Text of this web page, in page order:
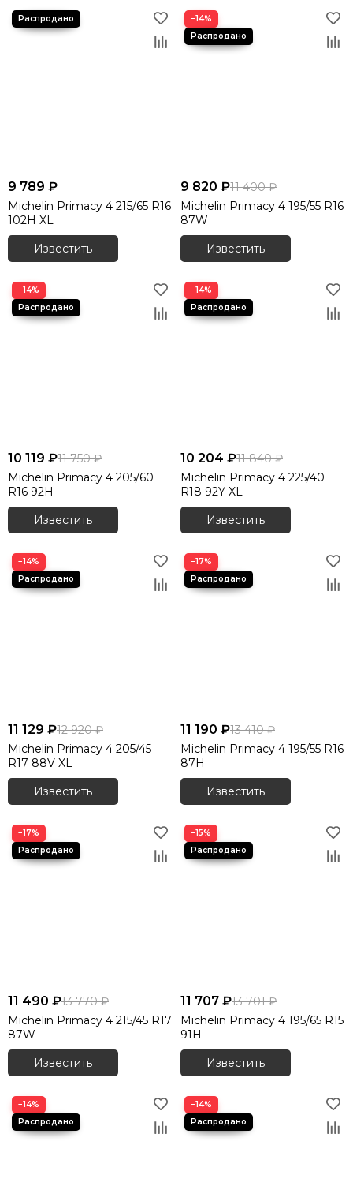
9 789 ₽
Michelin Primacy 4 215/65 R16
102H XL
Известить
−14%
9 820 ₽11 400 ₽
Michelin Primacy 4 195/55 R16
87W
Известить
−14%
10 119 ₽11 750 ₽
Michelin Primacy 4 205/60
R16 92H
Известить
−14%
10 204 ₽11 840 ₽
Michelin Primacy 4 225/40
R18 92Y XL
Известить
−14%
11 129 ₽12 920 ₽
Michelin Primacy 4 205/45
R17 88V XL
Известить
−17%
11 190 ₽13 410 ₽
Michelin Primacy 4 195/55 R16
87H
Известить
−17%
11 490 ₽13 770 ₽
Michelin Primacy 4 215/45 R17
87W
Известить
−15%
11 707 ₽13 701 ₽
Michelin Primacy 4 195/65 R15
91H
Известить
−14% −14%